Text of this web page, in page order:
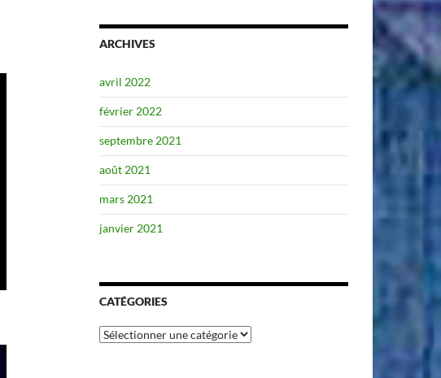
ARCHIVES
avril 2022
février 2022
septembre 2021
août 2021
mars 2021
janvier 2021
CATÉGORIES
Catégories